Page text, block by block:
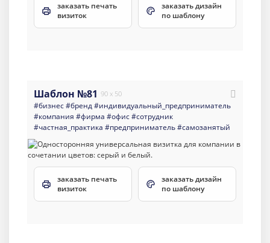
заказать печать
визиток
заказать дизайн
по шаблону
Шаблон №81 90 x 50
#бизнес#бренд#индивидуальный_предприниматель
#компания #фирма #офис#сотрудник
#частная_практика #предприниматель#самозанятый
заказать печать
визиток
заказать дизайн
по шаблону